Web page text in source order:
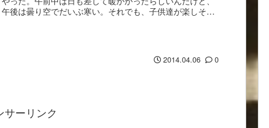
午後は曇り空でだいぶ寒い。それでも、子供達が楽しそう
2014.04.06 0
サーリンク